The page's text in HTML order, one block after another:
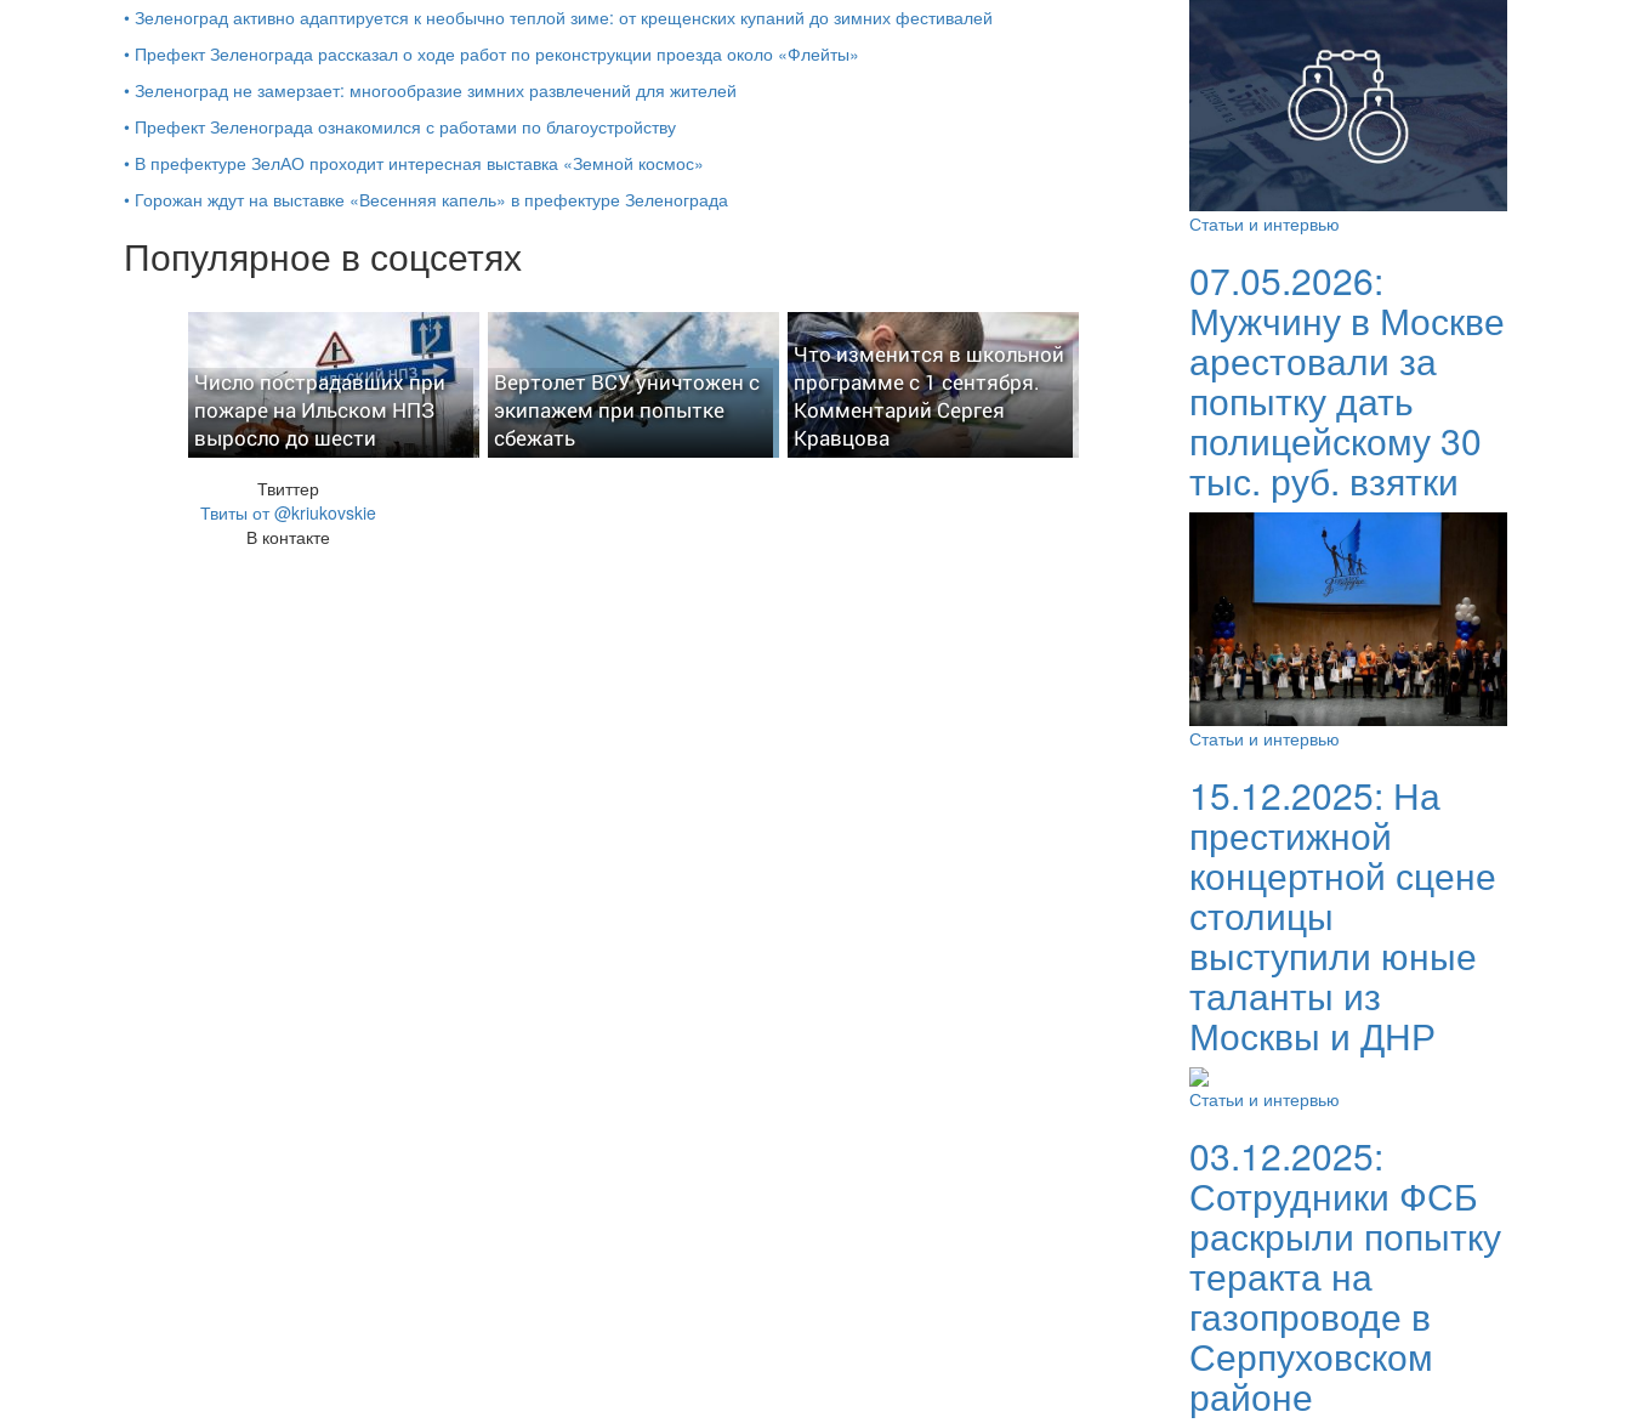
• Зеленоград активно адаптируется к необычно теплой зиме: от крещенских купаний до зимних фестивалей
• Префект Зеленограда рассказал о ходе работ по реконструкции проезда около «Флейты»
• Зеленоград не замерзает: многообразие зимних развлечений для жителей
• Префект Зеленограда ознакомился с работами по благоустройству
• В префектуре ЗелАО проходит интересная выставка «Земной космос»
• Горожан ждут на выставке «Весенняя капель» в префектуре Зеленограда
Популярное в соцсетях
Число пострадавших при
пожаре на Ильском НПЗ
выросло до шести
Вертолет ВСУ уничтожен с
экипажем при попытке
сбежать
Что изменится в школьной
программе с 1 сентября.
Комментарий Сергея
Кравцова
Твиттер
Твиты от @kriukovskie
В контакте
Статьи и интервью
07.05.2026:
Мужчину в Москве
арестовали за
попытку дать
полицейскому 30
тыс. руб. взятки
Статьи и интервью
15.12.2025: На
престижной
концертной сцене
столицы
выступили юные
таланты из
Москвы и ДНР
Статьи и интервью
03.12.2025:
Сотрудники ФСБ
раскрыли попытку
теракта на
газопроводе в
Серпуховском
районе